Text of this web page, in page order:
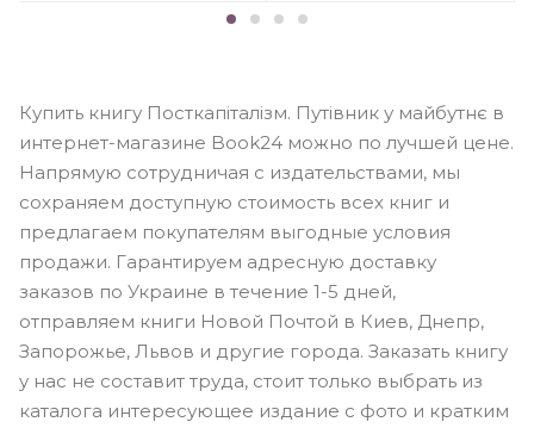
Купить книгу Посткапіталізм. Путівник у майбутнє в
интернет-магазине Book24 можно по лучшей цене.
Напрямую сотрудничая с издательствами, мы
сохраняем доступную стоимость всех книг и
предлагаем покупателям выгодные условия
продажи. Гарантируем адресную доставку
заказов по Украине в течение 1-5 дней,
отправляем книги Новой Почтой в Киев, Днепр,
Запорожье, Львов и другие города. Заказать книгу
у нас не составит труда, стоит только выбрать из
каталога интересующее издание с фото и кратким